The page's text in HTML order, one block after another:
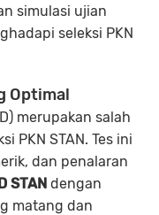
simulasi ujian
seleksi PKN
Optimal
merupakan salah
PKN STAN. Tes ini
dan penalaran
STAN dengan
matang dan